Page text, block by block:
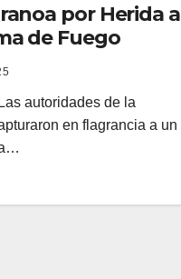
por Herida a
de Fuego
autoridades de la
en flagrancia a un